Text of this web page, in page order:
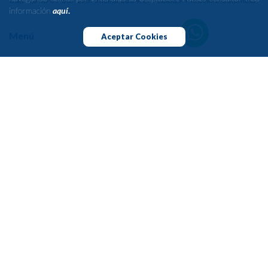
información aquí.
Aceptar Cookies